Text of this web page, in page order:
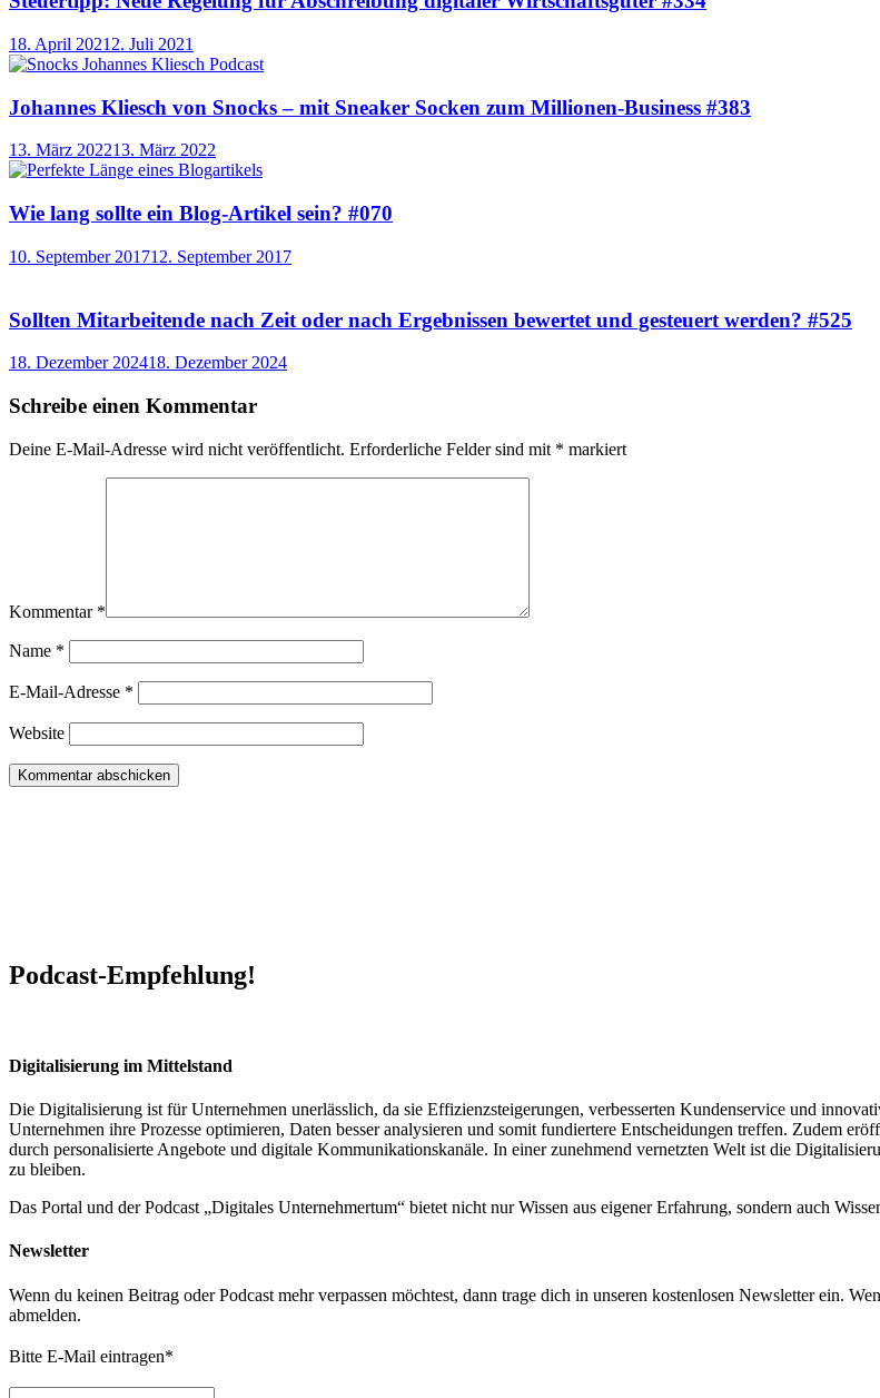
18. April 2021 2. Juli 2021
Johannes Kliesch von Snocks – mit Sneaker Socken zum Millionen-Business #383
13. März 202213. März 2022
Wie lang sollte ein Blog-Artikel sein? #070
10. September 201712. September 2017
Sollten Mitarbeitende nach Zeit oder nach Ergebnissen bewertet und gesteuert werden? #525
18. Dezember 202418. Dezember 2024
Schreibe einen Kommentar
Deine E-Mail-Adresse wird nicht veröffentlicht. Erforderliche Felder sind mit * markiert
Kommentar *
Name *
E-Mail-Adresse *
Website
Podcast-Empfehlung!
Digitalisierung im Mittelstand
Die Digitalisierung ist für Unternehmen unerlässlich, da sie Effizienzsteigerungen, verbesserten Kundenservice und
Unternehmen ihre Prozesse optimieren, Daten besser analysieren und somit fundiertere Entscheidungen treffen. Zudem
durch personalisierte Angebote und digitale Kommunikationskanäle. In einer zunehmend vernetzten Welt ist die
zu bleiben.
Das Portal und der Podcast „Digitales Unternehmertum“ bietet nicht nur Wissen aus eigener Erfahrung, sondern auch
Newsletter
Wenn du keinen Beitrag oder Podcast mehr verpassen möchtest, dann trage dich in unseren kostenlosen Newsletter ein.
abmelden.
Bitte E-Mail eintragen*